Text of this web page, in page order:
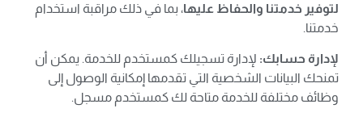
لتوفير خدمتنا والحفاظ عليها، بما في ذلك مراقبة استخدام
خدمتنا.
لإدارة حسابك: لإدارة تسجيلك كمستخدم للخدمة. يمكن أن
تمنحك البيانات الشخصية التي تقدمها إمكانية الوصول إلى
وظائف مختلفة للخدمة متاحة لك كمستخدم مسجل.